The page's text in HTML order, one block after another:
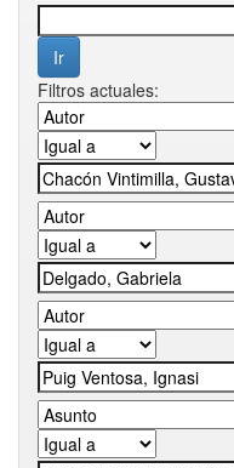
Filtros actuales: